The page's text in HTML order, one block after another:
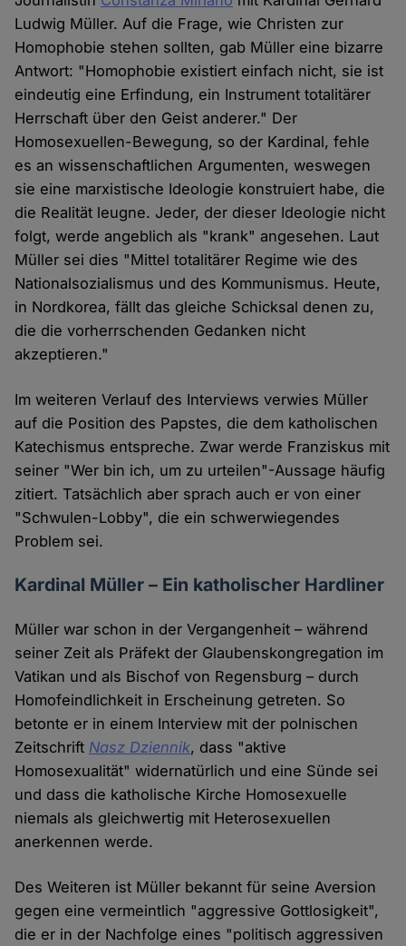
Ludwig Müller. Auf die Frage, wie Christen zur
Homophobie stehen sollten, gab Müller eine bizarre
Antwort: "Homophobie existiert einfach nicht, sie ist
eindeutig eine Erfindung, ein Instrument totalitärer
Herrschaft über den Geist anderer." Der
Homosexuellen-Bewegung, so der Kardinal, fehle
es an wissenschaftlichen Argumenten, weswegen
sie eine marxistische Ideologie konstruiert habe, die
die Realität leugne. Jeder, der dieser Ideologie nicht
folgt, werde angeblich als "krank" angesehen. Laut
Müller sei dies "Mittel totalitärer Regime wie des
Nationalsozialismus und des Kommunismus. Heute,
in Nordkorea, fällt das gleiche Schicksal denen zu,
die die vorherrschenden Gedanken nicht
akzeptieren."
Im weiteren Verlauf des Interviews verwies Müller
auf die Position des Papstes, die dem katholischen
Katechismus entspreche. Zwar werde Franziskus mit
seiner "Wer bin ich, um zu urteilen"-Aussage häufig
zitiert. Tatsächlich aber sprach auch er von einer
"Schwulen-Lobby", die ein schwerwiegendes
Problem sei.
Kardinal Müller – Ein katholischer Hardliner
Müller war schon in der Vergangenheit – während
seiner Zeit als Präfekt der Glaubenskongregation im
Vatikan und als Bischof von Regensburg – durch
Homofeindlichkeit in Erscheinung getreten. So
betonte er in einem Interview mit der polnischen
Zeitschrift Nasz Dziennik, dass "aktive
Homosexualität" widernatürlich und eine Sünde sei
und dass die katholische Kirche Homosexuelle
niemals als gleichwertig mit Heterosexuellen
anerkennen werde.
Des Weiteren ist Müller bekannt für seine Aversion
gegen eine vermeintlich "aggressive Gottlosigkeit",
die er in der Nachfolge eines "politisch aggressiven